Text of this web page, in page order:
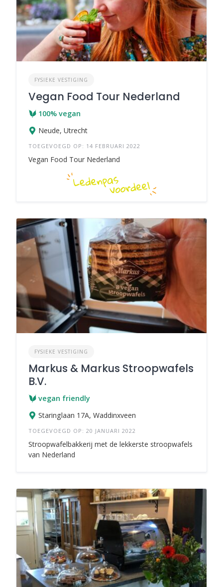
FYSIEKE VESTIGING
Vegan Food Tour Nederland
100% vegan
Neude, Utrecht
TOEGEVOEGD OP: 14 FEBRUARI 2022
Vegan Food Tour Nederland
FYSIEKE VESTIGING
Markus & Markus Stroopwafels
B.V.
vegan friendly
Staringlaan 17A, Waddinxveen
TOEGEVOEGD OP: 20 JANUARI 2022
Stroopwafelbakkerij met de lekkerste stroopwafels
van Nederland